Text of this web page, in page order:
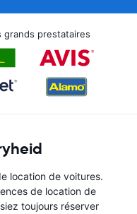
grands prestataires
location de voitures.
de location de
toujours réserver